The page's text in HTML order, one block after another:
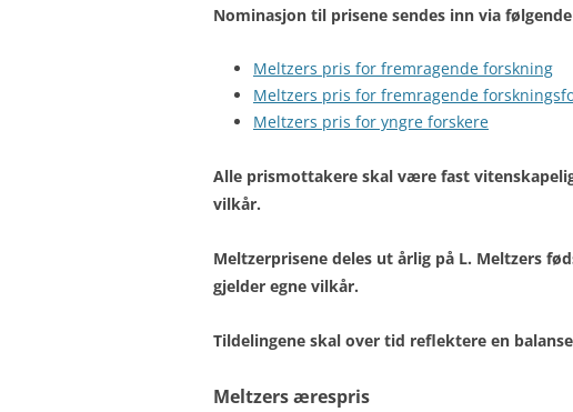
Nominasjon til prisene sendes inn via
Meltzers pris for fremragende forskning
Meltzers pris for fremragende
Meltzers pris for yngre forskere
Alle prismottakere skal være fast
vilkår.
Meltzerprisene deles ut årlig på L. Meltzers
gjelder egne vilkår.
Tildelingene skal over tid reflektere en
Meltzers ærespris